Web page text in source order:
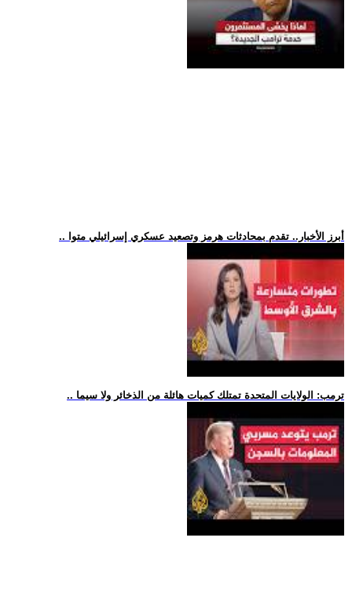
.. أبرز الأخبار.. تقدم بمحادثات هرمز وتصعيد عسكري إسرائيلي متوا
.. ترمب: الولايات المتحدة تمتلك كميات هائلة من الذخائر ولا سيما